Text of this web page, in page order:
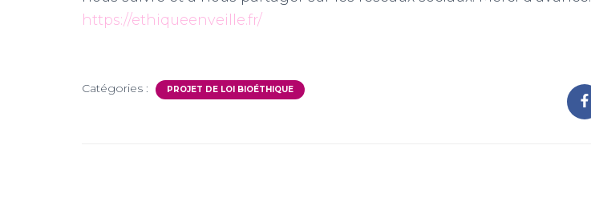
https://ethiqueenveille.fr/
Catégories : PROJET DE LOI BIOÉTHIQUE